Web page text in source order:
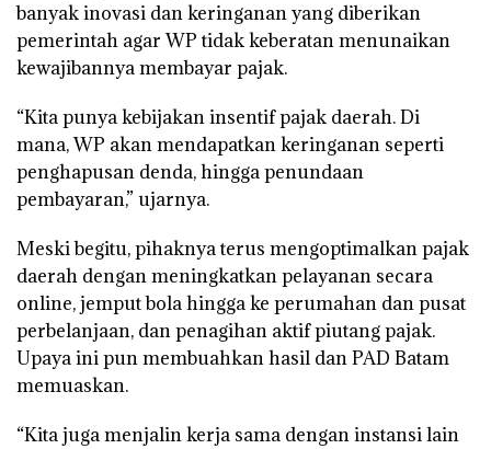
banyak inovasi dan keringanan yang diberikan
pemerintah agar WP tidak keberatan menunaikan
kewajibannya membayar pajak.
“Kita punya kebijakan insentif pajak daerah. Di
mana, WP akan mendapatkan keringanan seperti
penghapusan denda, hingga penundaan
pembayaran,” ujarnya.
Meski begitu, pihaknya terus mengoptimalkan pajak
daerah dengan meningkatkan pelayanan secara
online, jemput bola hingga ke perumahan dan pusat
perbelanjaan, dan penagihan aktif piutang pajak.
Upaya ini pun membuahkan hasil dan PAD Batam
memuaskan.
“Kita juga menjalin kerja sama dengan instansi lain